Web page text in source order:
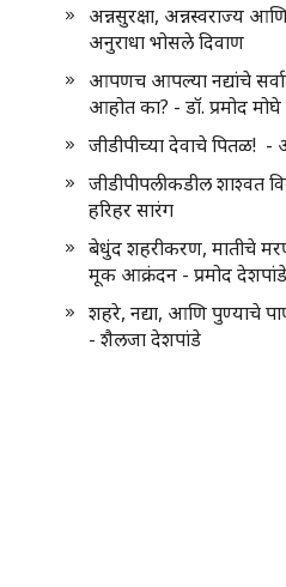
अन्नसुरक्षा, अन्नस्वराज्य
अनुराधा भोसले दिवाण
आपणच आपल्या नद्यांचे
आहोत का? - डॉ. प्रमोद मोघे
जीडीपीच्या देवाचे पितळ!
जीडीपीपलीकडील शाश्वत
हरिहर सारंग
बेधुंद शहरीकरण, मातीचे
मूक आक्रंदन - प्रमोद देशपांडे
शहरे, नद्या, आणि पुण्याचे
- शैलजा देशपांडे